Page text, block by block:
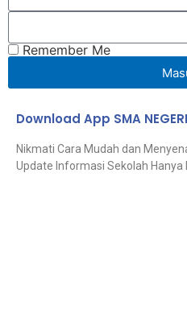
Remember Me
Download App SMA
Nikmati Cara Mudah dan
Update Informasi Sekolah Hanya